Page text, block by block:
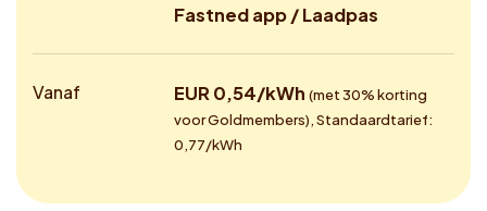
Fastned app / Laadpas
Vanaf EUR 0,54/kWh (met 30% korting
voor Goldmembers), Standaardtarief:
0,77/kWh